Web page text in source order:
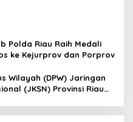
Polda Riau Raih Medali
ke Kejurprov dan Porprov
Wilayah (DPW) Jaringan
(JKSN) Provinsi Riau